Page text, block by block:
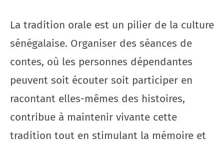
La tradition orale est un pilier de la culture
sénégalaise. Organiser des séances de
contes, où les personnes dépendantes
peuvent soit écouter soit participer en
racontant elles-mêmes des histoires,
contribue à maintenir vivante cette
tradition tout en stimulant la mémoire et